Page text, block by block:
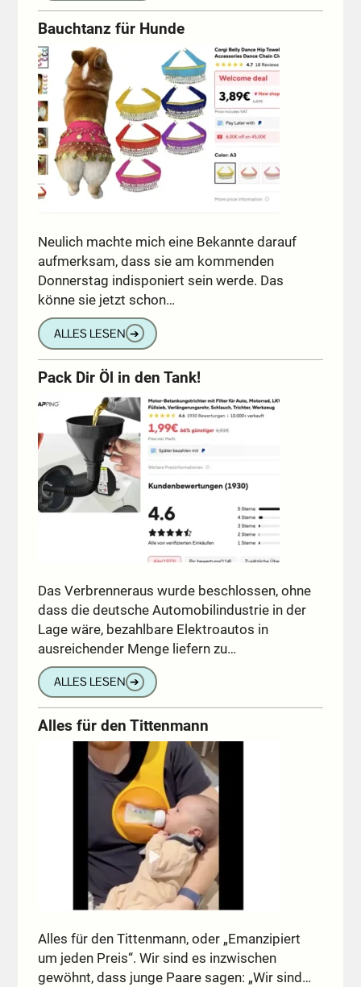
Bauchtanz für Hunde
Neulich machte mich eine Bekannte darauf
aufmerksam, dass sie am kommenden
Donnerstag indisponiert sein werde. Das
könne sie jetzt schon…
ALLES LESEN ➔
Pack Dir Öl in den Tank!
Das Verbrenneraus wurde beschlossen, ohne
dass die deutsche Automobilindustrie in der
Lage wäre, bezahlbare Elektroautos in
ausreichender Menge liefern zu…
ALLES LESEN ➔
Alles für den Tittenmann
Alles für den Tittenmann, oder „Emanzipiert
um jeden Preis“. Wir sind es inzwischen
gewöhnt, dass junge Paare sagen: „Wir sind…